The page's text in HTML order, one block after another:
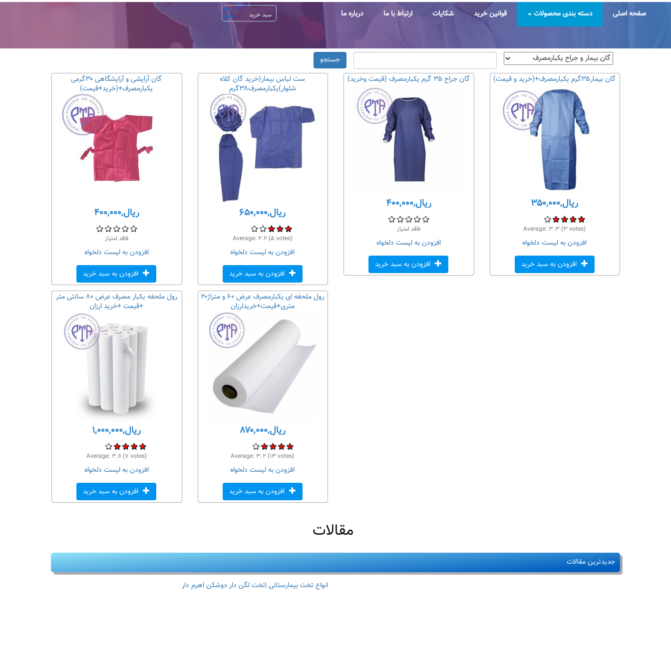
رفتن
صفحه اصلی دسته بندی محصولات قوانین خرید شکایات ارتباط با ما درباره ما
جستجو
گان آرایشی و آرایشگاهی ۳۰گرمی
یکبارمصرف+(خرید+قیمت)
ریال,۴۰۰,۰۰۰
فاقد امتیاز
افزودن به لیست دلخواه
افزودن به سبد خرید
ست لباس بیمار(خرید گان کلاه
شلوار)یکبارمصرف۳۸گرم
ریال,۶۵۰,۰۰۰
Average: ۲.۲(۵ votes)
افزودن به لیست دلخواه
افزودن به سبد خرید
گان جراح ۳۵ گرم یکبارمصرف (قیمت وخرید)
ریال,۴۰۰,۰۰۰
فاقد امتیاز
افزودن به لیست دلخواه
افزودن به سبد خرید
گان بیمار۳۵گرم یکبارمصرف+(خرید و قیمت)
ریال,۳۵۰,۰۰۰
Average: ۳.۳ (۳ votes)
افزودن به لیست دلخواه
افزودن به سبد خرید
رول ملحفه یکبار مصرف عرض ۸۰ سانتی متر
+قیمت +خرید ارزان
ریال,۱,۰۰۰,۰۰۰
Average: ۳.۶(۷ votes)
افزودن به لیست دلخواه
افزودن به سبد خرید
رول ملحفه ای یکبارمصرف عرض ۶۰ و متراژ۲۰
متری+قیمت+خریدارزان
ریال,۸۷۰,۰۰۰
Average: ۳.۲(۱۳ votes)
افزودن به لیست دلخواه
افزودن به سبد خرید
مقالات
جدیدترین مقالات
انواع تخت بیمارستانی |تخت لگن دار دوشکن اهرم دار